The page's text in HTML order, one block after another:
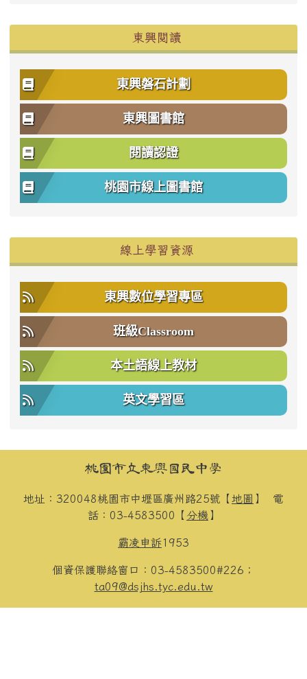
東興閱讀
東興磐石計劃
東興圖書館
閱讀認證
桃園市線上圖書館
線上學習資源
東興數位學習專區
班級Classroom
本土語線上教材
英文學習區
頁尾區域內容桃園市立東興國民中學
地址：320048桃園市中壢區廣州路25號【 地圖 】 電
話：03-4583500【 分機 】
霸凌申訴1953
個資保護聯絡窗口：03-4583500#226；
ta09@dsjhs.tyc.edu.tw